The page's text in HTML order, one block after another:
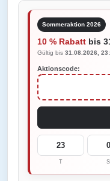
Sommeraktion 2026
10 % Rabatt bis
Gültig bis 31.08.2026,
Aktionscode:
23
T